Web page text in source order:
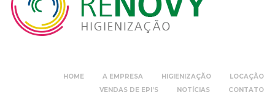
HOME A EMPRESA HIGIENIZAÇÃO
LOCAÇÃO
VENDAS DE EPI’S
NOTÍCIAS CONTATO